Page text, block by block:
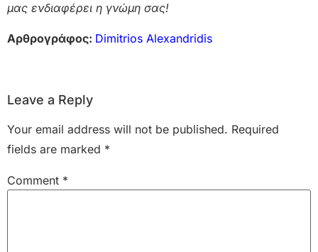
μας ενδιαφέρει η γνώμη σας!
Αρθρογράφος: Dimitrios Alexandridis
Leave a Reply
Your email address will not be published. Required
fields are marked *
Comment *